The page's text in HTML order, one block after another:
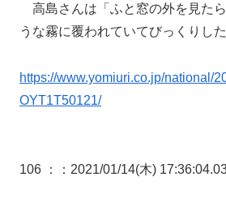
高島さんは「ふと窓の外を見た
うな霧に覆われていてびっくりし
https://www.yomiuri.co.jp/national/
OYT1T50121/
106 ： ：2021/01/14(木)